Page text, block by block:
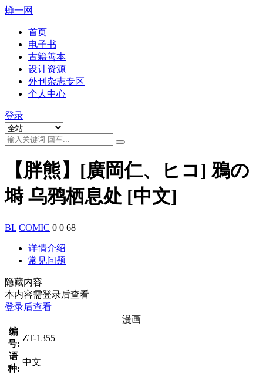
蝉一网
首页
电子书
古籍善本
设计资源
外刊杂志专区
个人中心
登录
【胖熊】[廣岡仁、ヒコ] 鴉の
塒 乌鸦栖息处 [中文]
BL COMIC 0 0 68
详情介绍
常见问题
隐藏内容
本内容需登录后查看
登录后查看
漫画
编
号:
ZT-1355
语
种:
中文